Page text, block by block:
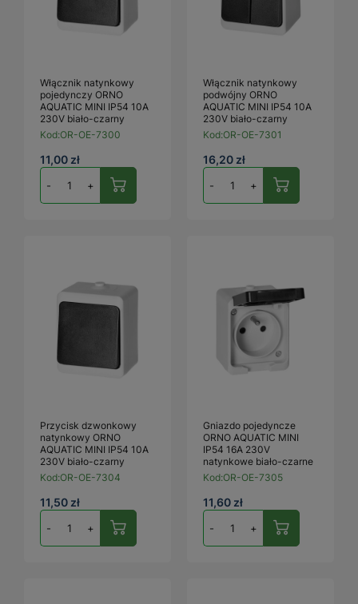
Włącznik natynkowy
pojedynczy ORNO
AQUATIC MINI IP54 10A
230V biało-czarny
Kod:OR-OE-7300
11,00 zł
- +
Włącznik natynkowy
podwójny ORNO
AQUATIC MINI IP54 10A
230V biało-czarny
Kod:OR-OE-7301
16,20 zł
- +
Przycisk dzwonkowy
natynkowy ORNO
AQUATIC MINI IP54 10A
230V biało-czarny
Kod:OR-OE-7304
11,50 zł
- +
Gniazdo pojedyncze
ORNO AQUATIC MINI
IP54 16A 230V
natynkowe biało-czarne
Kod:OR-OE-7305
11,60 zł
- +